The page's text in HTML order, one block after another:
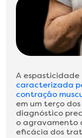
A espasticidade
caracterizada
contração
em um terço
diagnóstico
o agravamento
eficácia dos